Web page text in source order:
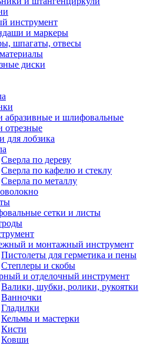
инструмент
и маркеры
шпагаты, отвесы
диски
абразивные и шлифовальные
отрезные
для лобзика
Сверла по дереву
Сверла по кафелю и стеклу
Сверла по металлу
сетки и листы
и монтажный инструмент
Пистолеты для герметика и пены
Степлеры и скобы
и отделочный инструмент
Валики, шубки, ролики, рукоятки
Ванночки
Гладилки
Кельмы и мастерки
Кисти
Ковши